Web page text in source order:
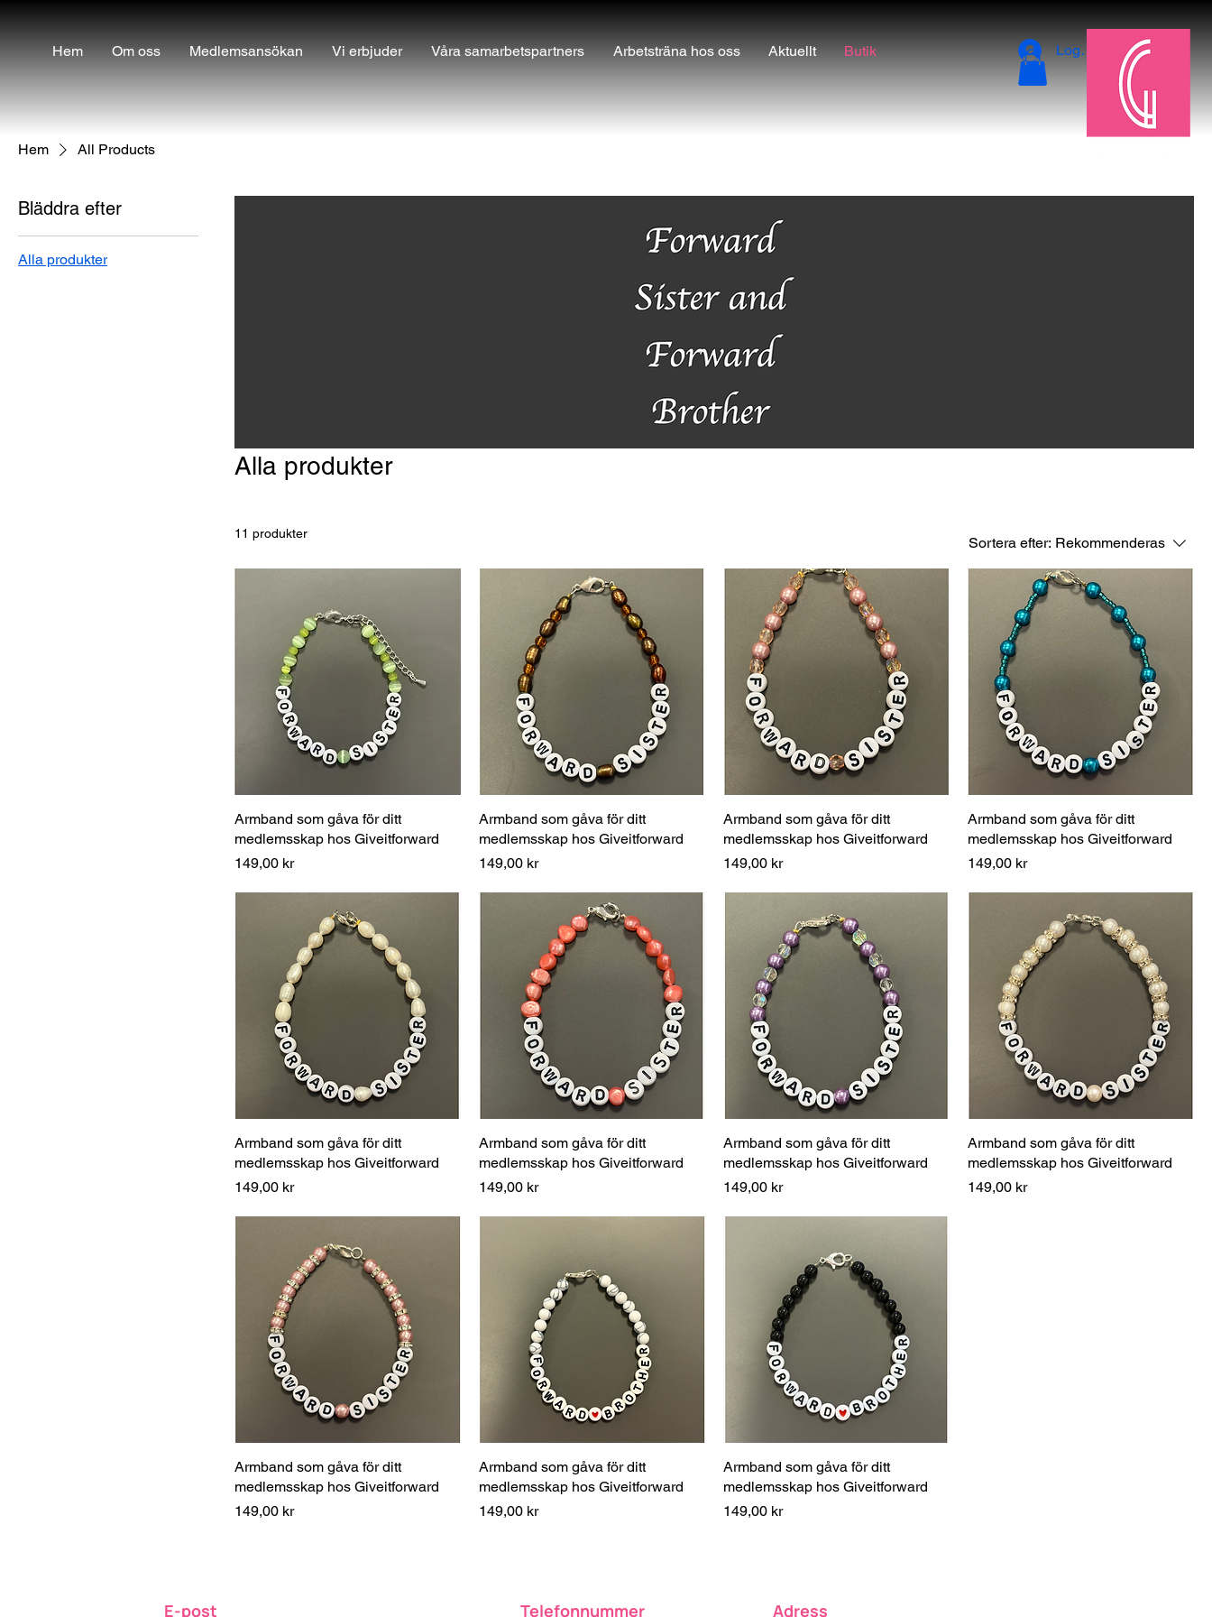
Hem Om oss Medlemsansökan Vi erbjuder Våra samarbetspartners Arbetsträna hos oss Aktuellt Butik Logga in
Hem All Products
Bläddra efter
Alla produkter
Alla produkter
11 produkter
Sortera efter: Rekommenderas
Armband som gåva för ditt
medlemsskap hos Giveitforward
Pris
149,00 kr
Armband som gåva för ditt
medlemsskap hos Giveitforward
Pris
149,00 kr
Armband som gåva för ditt
medlemsskap hos Giveitforward
Pris
149,00 kr
Armband som gåva för ditt
medlemsskap hos Giveitforward
Pris
149,00 kr
Armband som gåva för ditt
medlemsskap hos Giveitforward
Pris
149,00 kr
Armband som gåva för ditt
medlemsskap hos Giveitforward
Pris
149,00 kr
Armband som gåva för ditt
medlemsskap hos Giveitforward
Pris
149,00 kr
Armband som gåva för ditt
medlemsskap hos Giveitforward
Pris
149,00 kr
Armband som gåva för ditt
medlemsskap hos Giveitforward
Pris
149,00 kr
Armband som gåva för ditt
medlemsskap hos Giveitforward
Pris
149,00 kr
Armband som gåva för ditt
medlemsskap hos Giveitforward
Pris
149,00 kr
E-post Telefonnummer Adress